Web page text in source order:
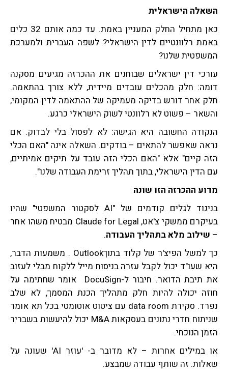
השאלה הישראלית
כאן מתחיל החלק המעניין באמת. עד כמה אותם 32 כלים
באמת רלוונטיים לדין הישראלי? לשפה העברית ולמערכת
המשפטית שלנו?
עורכי דין ישראלים שבוחנים את ההכרזה מגיעים מסקנה
דומה: חלק מהכלים עובדים מיידית, ללא צורך בהתאמה.
חלק אחר דורש בדיקה מעמיקה של ההתאמה לדין המקומי,
והשאר – פשוט לא רלוונטי לשוק הישראלי כרגע.
הנקודה החשובה היא הגישה: לא לפסול בלי לבדוק. אם
נראה שאפשר להתאים – בודקים. השאלה אינה "האם הכלי
הזה קיים" אלא "האם הכלי הזה עובד על תיקים אמיתיים,
עם הדין הישראלי, בתוך תהליך זרימת העבודה שלנו".
מדוע ההכרזה הזו שונה
בניגוד לגלים קודמים של "AI לסקטור המשפטי" שהיו
בעיקרם ממשקי צ'אט, Claude for Legal מבטיח משהו אחר
– שילוב מלא בתהליך העבודה.
כך למשל הפיצ'ר של קלוד בתוךOutlook . משמעות הדבר,
היא שעו"ד יכול לקבל עזרה בניסוח מייל ללקוח מבלי לעזוב
את תיבת הדואר. חיבור ל-DocuSign אומר שחתימה על
חוזה יכולה להיות חלק מתהליך הכנת המסמך, לא שלב
נפרד. סקירת data room עם ציטוט אוטומטי בכל תא אומר
שניתוח חדרי נתונים בעסקאות M&A יכול להיעשות בשבריר
הזמן הנוכחי.
או במילים אחרות – לא מדובר ב- 'עוזר AI' שעונה על
שאלות. זה שותף עבודה שמבצע.